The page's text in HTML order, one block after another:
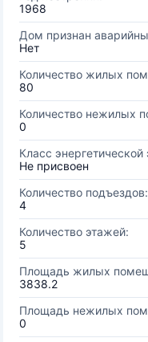
1968
Дом признан
Нет
Количество жилых
80
Количество нежилых
0
Класс
Не присвоен
Количество подъездов:
4
Количество этажей:
5
Площадь жилых
3838.2
Площадь нежилых
0